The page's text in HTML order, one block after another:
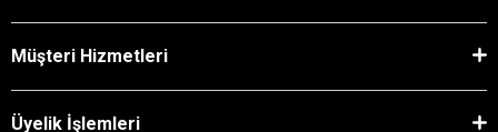
Müşteri Hizmetleri
Üyelik İşlemleri